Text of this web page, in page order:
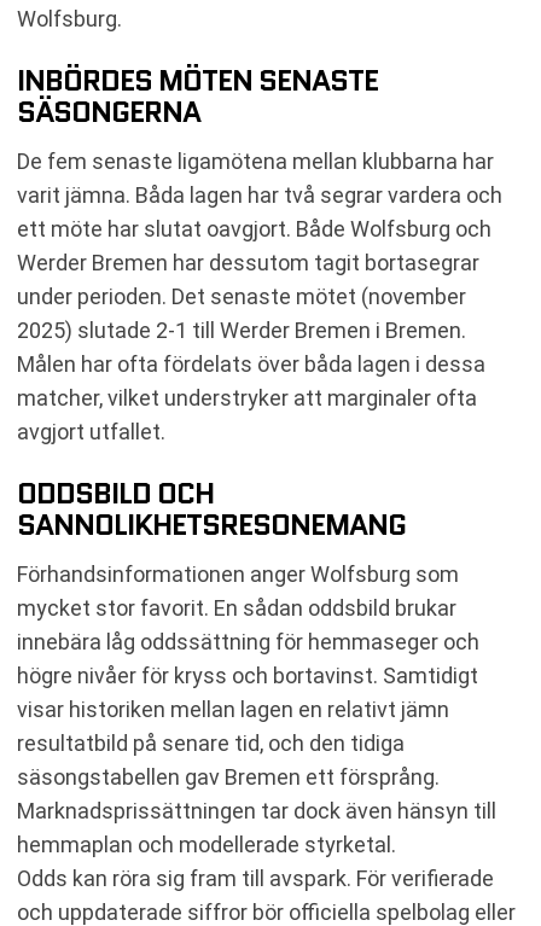
Wolfsburg.
INBÖRDES MÖTEN SENASTE
SÄSONGERNA
De fem senaste ligamötena mellan klubbarna har
varit jämna. Båda lagen har två segrar vardera och
ett möte har slutat oavgjort. Både Wolfsburg och
Werder Bremen har dessutom tagit bortasegrar
under perioden. Det senaste mötet (november
2025) slutade 2-1 till Werder Bremen i Bremen.
Målen har ofta fördelats över båda lagen i dessa
matcher, vilket understryker att marginaler ofta
avgjort utfallet.
ODDSBILD OCH
SANNOLIKHETSRESONEMANG
Förhandsinformationen anger Wolfsburg som
mycket stor favorit. En sådan oddsbild brukar
innebära låg odds­sättning för hemmaseger och
högre nivåer för kryss och bortavinst. Samtidigt
visar historiken mellan lagen en relativt jämn
resultatbild på senare tid, och den tidiga
säsongstabellen gav Bremen ett försprång.
Marknadsprissättningen tar dock även hänsyn till
hemmaplan och modellerade styrketal.
Odds kan röra sig fram till avspark. För verifierade
och uppdaterade siffror bör officiella spelbolag eller